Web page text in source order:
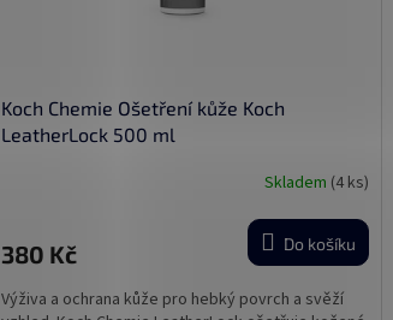
Koch Chemie Ošetření kůže Koch
LeatherLock 500 ml
Skladem (4 ks)
380 Kč Do košíku
Výživa a ochrana kůže pro hebký povrch a svěží